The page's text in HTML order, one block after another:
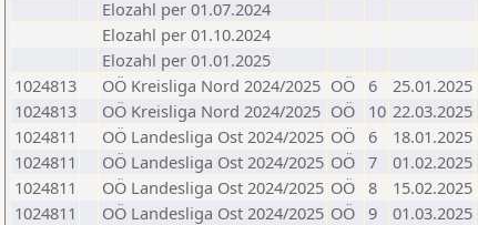
Elozahl per 01.07.2024
Elozahl per 01.10.2024
Elozahl per 01.01.2025
1024813
OÖ Kreisliga Nord 2024/2025 OÖ 6 25.01.2025
1024813
OÖ Kreisliga Nord 2024/2025 OÖ 10 22.03.2025
1024811
OÖ Landesliga Ost 2024/2025 OÖ 6 18.01.2025
1024811
OÖ Landesliga Ost 2024/2025 OÖ 7 01.02.2025
1024811
OÖ Landesliga Ost 2024/2025 OÖ 8 15.02.2025
1024811
OÖ Landesliga Ost 2024/2025 OÖ 9 01.03.2025